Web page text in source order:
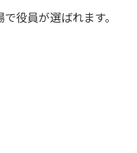
役員が選ばれます。